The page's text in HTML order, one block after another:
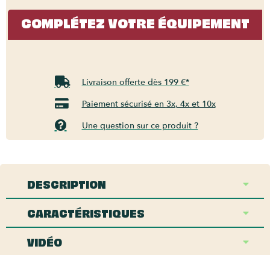
COMPLÉTEZ VOTRE ÉQUIPEMENT
Livraison offerte dès 199 €*
Paiement sécurisé en 3x, 4x et 10x
Une question sur ce produit ?
DESCRIPTION
CARACTÉRISTIQUES
VIDÉO